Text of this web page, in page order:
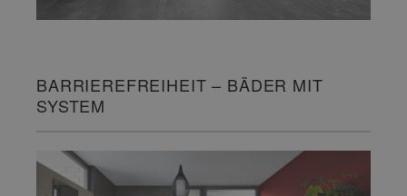
BARRIEREFREIHEIT – BÄDER MIT
SYSTEM